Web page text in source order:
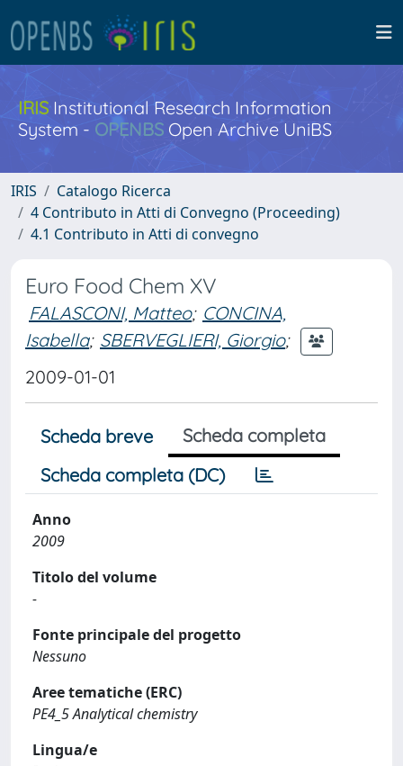
IRISInstitutional Research Information
System - OPENBS Open Archive UniBS
IRIS
Catalogo Ricerca
4 Contributo in Atti di Convegno (Proceeding)
4.1 Contributo in Atti di convegno
Euro Food Chem XV
FALASCONI, Matteo; CONCINA,
Isabella; SBERVEGLIERI, Giorgio;
2009-01-01
Scheda breve
Scheda completa
Scheda completa (DC)
Anno
2009
Titolo del volume
-
Fonte principale del progetto
Nessuno
Aree tematiche (ERC)
PE4_5 Analytical chemistry
Lingua/e